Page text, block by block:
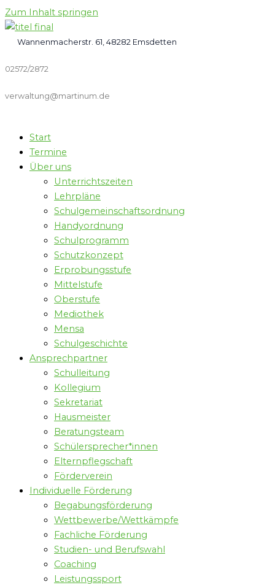
Zum Inhalt springen
Wannenmacherstr. 61, 48282 Emsdetten
02572/2872
verwaltung@martinum.de
Start
Termine
Über uns
Unterrichtszeiten
Lehrpläne
Schulgemeinschaftsordnung
Handyordnung
Schulprogramm
Schutzkonzept
Erprobungsstufe
Mittelstufe
Oberstufe
Mediothek
Mensa
Schulgeschichte
Ansprechpartner
Schulleitung
Kollegium
Sekretariat
Hausmeister
Beratungsteam
Schülersprecher*innen
Elternpflegschaft
Förderverein
Individuelle Förderung
Begabungsförderung
Wettbewerbe/Wettkämpfe
Fachliche Förderung
Studien- und Berufswahl
Coaching
Leistungssport